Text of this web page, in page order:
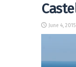
June 4, 2015